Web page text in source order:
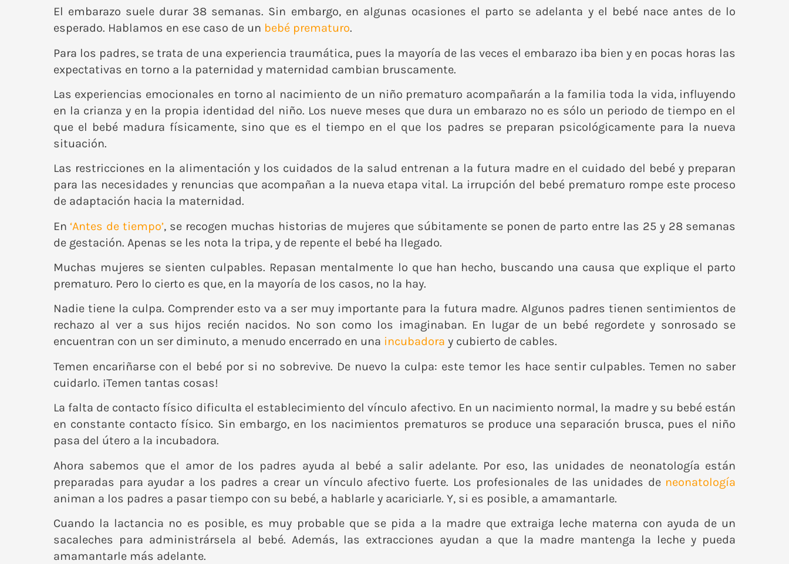
El embarazo suele durar 38 semanas. Sin embargo, en algunas ocasiones el parto se adelanta y el bebé nace antes de lo
esperado. Hablamos en ese caso de un bebé prematuro.
Para los padres, se trata de una experiencia traumática, pues la mayoría de las veces el embarazo iba bien y en pocas horas las
expectativas en torno a la paternidad y maternidad cambian bruscamente.
Las experiencias emocionales en torno al nacimiento de un niño prematuro acompañarán a la familia toda la vida, influyendo
en la crianza y en la propia identidad del niño. Los nueve meses que dura un embarazo no es sólo un periodo de tiempo en el
que el bebé madura físicamente, sino que es el tiempo en el que los padres se preparan psicológicamente para la nueva
situación.
Las restricciones en la alimentación y los cuidados de la salud entrenan a la futura madre en el cuidado del bebé y preparan
para las necesidades y renuncias que acompañan a la nueva etapa vital. La irrupción del bebé prematuro rompe este proceso
de adaptación hacia la maternidad.
En ‘Antes de tiempo’, se recogen muchas historias de mujeres que súbitamente se ponen de parto entre las 25 y 28 semanas
de gestación. Apenas se les nota la tripa, y de repente el bebé ha llegado.
Muchas mujeres se sienten culpables. Repasan mentalmente lo que han hecho, buscando una causa que explique el parto
prematuro. Pero lo cierto es que, en la mayoría de los casos, no la hay.
Nadie tiene la culpa. Comprender esto va a ser muy importante para la futura madre. Algunos padres tienen sentimientos de
rechazo al ver a sus hijos recién nacidos. No son como los imaginaban. En lugar de un bebé regordete y sonrosado se
encuentran con un ser diminuto, a menudo encerrado en una incubadora y cubierto de cables.
Temen encariñarse con el bebé por si no sobrevive. De nuevo la culpa: este temor les hace sentir culpables. Temen no saber
cuidarlo. ¡Temen tantas cosas!
La falta de contacto físico dificulta el establecimiento del vínculo afectivo. En un nacimiento normal, la madre y su bebé están
en constante contacto físico. Sin embargo, en los nacimientos prematuros se produce una separación brusca, pues el niño
pasa del útero a la incubadora.
Ahora sabemos que el amor de los padres ayuda al bebé a salir adelante. Por eso, las unidades de neonatología están
preparadas para ayudar a los padres a crear un vínculo afectivo fuerte. Los profesionales de las unidades de neonatología
animan a los padres a pasar tiempo con su bebé, a hablarle y acariciarle. Y, si es posible, a amamantarle.
Cuando la lactancia no es posible, es muy probable que se pida a la madre que extraiga leche materna con ayuda de un
sacaleches para administrársela al bebé. Además, las extracciones ayudan a que la madre mantenga la leche y pueda
amamantarle más adelante.